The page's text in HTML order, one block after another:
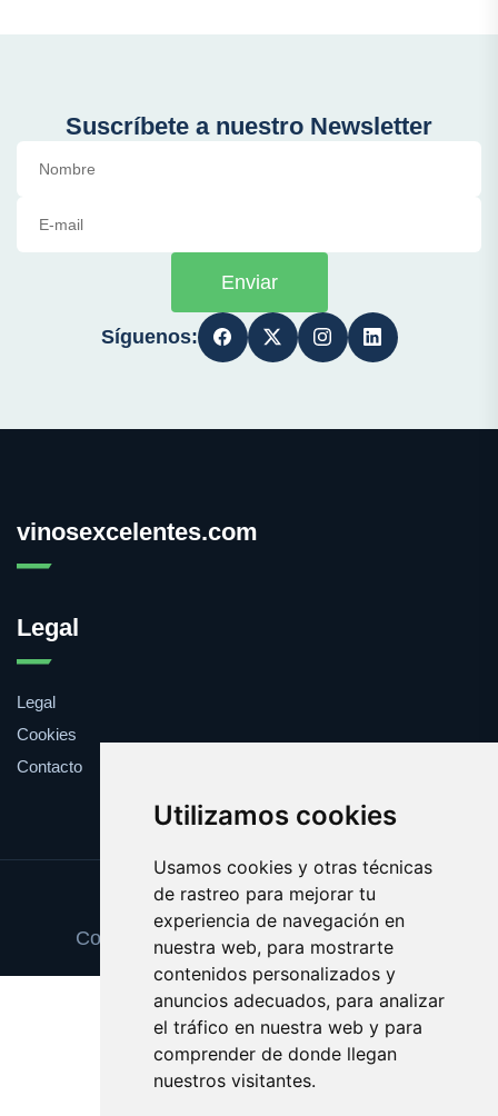
Utilizamos cookies
Usamos cookies y otras técnicas
de rastreo para mejorar tu
experiencia de navegación en
nuestra web, para mostrarte
contenidos personalizados y
anuncios adecuados, para analizar
el tráfico en nuestra web y para
comprender de donde llegan
nuestros visitantes.
Suscríbete a nuestro Newsletter
Enviar
Síguenos:
vinosexcelentes.com
Legal
Legal
Cookies
Contacto
Update cookies preferences
Copyright © 2025 vinosexcelentes.com